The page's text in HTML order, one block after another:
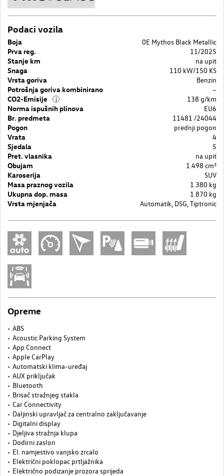
Podaci vozila
Boja
0E Mythos Black Metallic
Prva reg.
11/2025
Stanje km
na upit
Snaga
110 kW/150 KS
Vrsta goriva
Benzin
Potrošnja goriva kombinirano
–
CO2-Emisije
i
138 g/km
Norma ispušnih plinova
EU6
Br. predmeta
11481 /24044
Pogon
prednji pogon
Vrata
4
Sjedala
5
Pret. vlasnika
na upit
Obujam
1.498 cm³
Karoserija
SUV
Masa praznog vozila
1.380 kg
Ukupna dop. masa
1.870 kg
Vrsta mjenjača
Automatik, DSG, Tiptronic
Opreme
ABS
Acoustic Parking System
App Connect
Apple CarPlay
Automatski klima-uređaj
AUX priključak
Bluetooth
Brisač stražnjeg stakla
Car Connectivity
Daljinski upravljač za centralno zaključavanje
Digitalni display
Djeljiva stražnja klupa
Dodirni zaslon
El. namjestivo vanjsko zrcalo
Električni poklopac prtljažnika
Električno podizanje prozora sprijeda